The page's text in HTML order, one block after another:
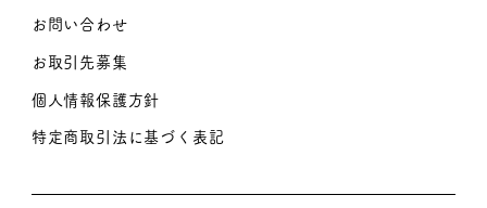
お問い合わせ
お取引先募集
個人情報保護方針
特定商取引法に基づく表記